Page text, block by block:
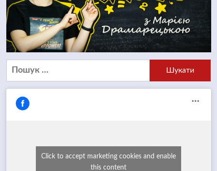
Пошук:
Click to accept marketing cookies and enable
this content